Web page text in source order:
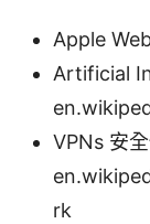
Apple
Artificial
VPNs 安
rk